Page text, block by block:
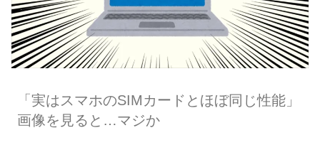
「実はスマホのSIMカードとほぼ同じ性能」
画像を見ると…マジか